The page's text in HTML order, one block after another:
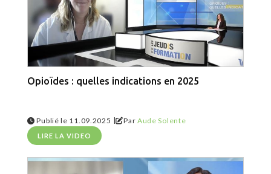
Opioïdes : quelles indications en 2025
Publié le 11.09.2025 | Par Aude Solente
LIRE LA VIDEO